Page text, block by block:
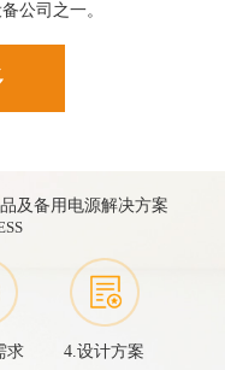
公司之一。
及备用电源解决方案
求 4.设计方案